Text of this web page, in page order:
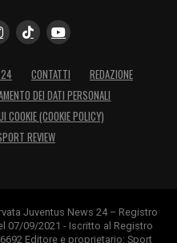
24 CONTATTI
REDAZIONE
DEI DATI PERSONALI
COOKIE (COOKIE POLICY)
REVIEW
Juventus News 24 – Registro
07/09/2021 - Iscritto al Registro
Editore e proprietario: Sport